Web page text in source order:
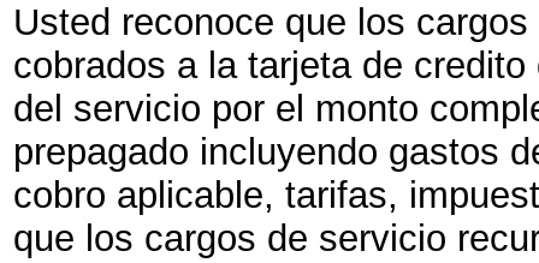
Usted reconoce que los
cobrados a la tarjeta de
del servicio por el monto
prepagado incluyendo gastos
cobro aplicable, tarifas,
que los cargos de servicio